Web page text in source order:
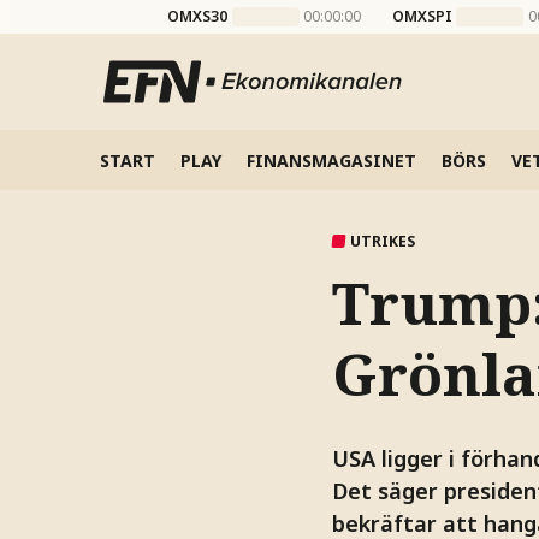
OMXS30 00:00:00 OMXSPI
START PLAY FINANSMAGASINET BÖRS
UTRIKES
USA ligger i
Det säger
bekräftar att